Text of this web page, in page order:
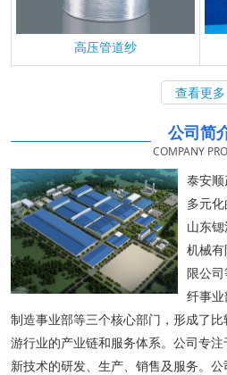
高压管道纱
查看更多
公司简
COMPANY
泰安
多元
山东
机械
限公
纤事
制造事业部等三个核心部门，形成了
游行业的产业链和服务体系。公司专注
新技术的研发、生产、销售及服务。